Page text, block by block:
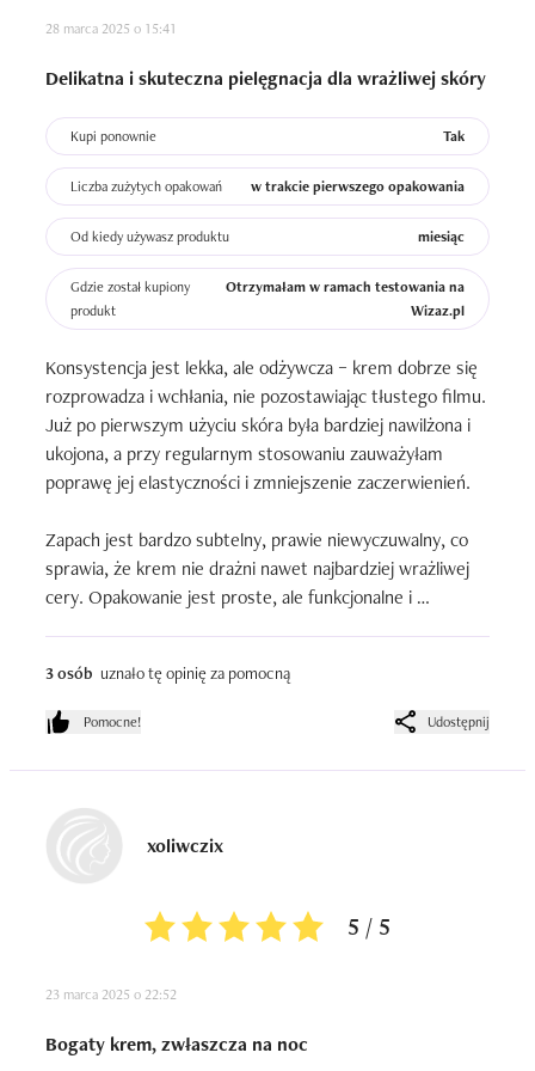
28 marca 2025 o 15:41
Delikatna i skuteczna pielęgnacja dla wrażliwej skóry
Kupi ponownie Tak
Liczba zużytych opakowań w trakcie pierwszego opakowania
Od kiedy używasz produktu miesiąc
Gdzie został kupiony
produkt
Otrzymałam w ramach testowania na
Wizaz.pl
Konsystencja jest lekka, ale odżywcza – krem dobrze się
rozprowadza i wchłania, nie pozostawiając tłustego filmu.
Już po pierwszym użyciu skóra była bardziej nawilżona i
ukojona, a przy regularnym stosowaniu zauważyłam
poprawę jej elastyczności i zmniejszenie zaczerwienień.
Zapach jest bardzo subtelny, prawie niewyczuwalny, co
sprawia, że krem nie drażni nawet najbardziej wrażliwej
cery. Opakowanie jest proste, ale funkcjonalne i
3 osób uznało tę opinię za pomocną
Pomocne! Udostępnij
xoliwczix
5 / 5
23 marca 2025 o 22:52
Bogaty krem, zwłaszcza na noc